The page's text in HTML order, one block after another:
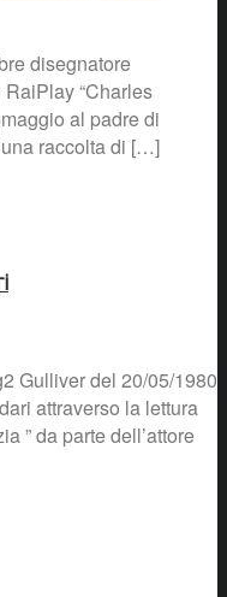
disegnatore
“Charles
al padre di
raccolta di […]
Gulliver del 20/05/1980
attraverso la lettura
” da parte dell’attore